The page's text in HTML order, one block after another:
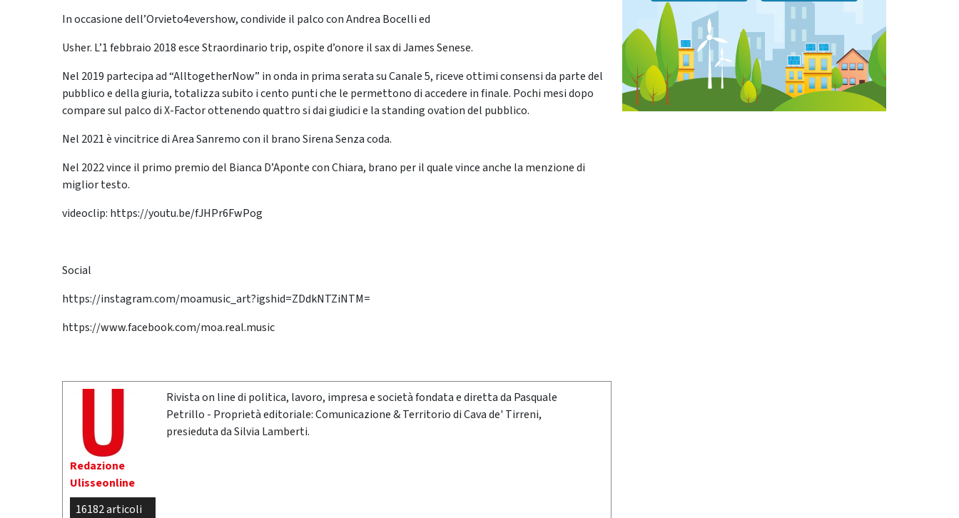
In occasione dell’Orvieto4evershow, condivide il palco con Andrea Bocelli ed
Usher. L’1 febbraio 2018 esce Straordinario trip, ospite d’onore il sax di James Senese.
Nel 2019 partecipa ad “AlltogetherNow” in onda in prima serata su Canale 5, riceve ottimi consensi da parte del
pubblico e della giuria, totalizza subito i cento punti che le permettono di accedere in finale. Pochi mesi dopo
compare sul palco di X-Factor ottenendo quattro si dai giudici e la standing ovation del pubblico.
Nel 2021 è vincitrice di Area Sanremo con il brano Sirena Senza coda.
Nel 2022 vince il primo premio del Bianca D’Aponte con Chiara, brano per il quale vince anche la menzione di
miglior testo.
videoclip: https://youtu.be/fJHPr6FwPog
Social
https://instagram.com/moamusic_art?igshid=ZDdkNTZiNTM=
https://www.facebook.com/moa.real.music
Redazione
Ulisseonline
16182 articoli
Rivista on line di politica, lavoro, impresa e società fondata e diretta da Pasquale
Petrillo - Proprietà editoriale: Comunicazione & Territorio di Cava de' Tirreni,
presieduta da Silvia Lamberti.